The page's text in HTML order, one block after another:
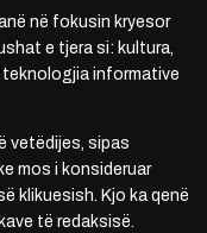
në fokusin kryesor
e tjera si: kultura,
informative
vetëdijes, sipas
mos i konsideruar
klikuesish. Kjo ka qenë
të redaksisë.